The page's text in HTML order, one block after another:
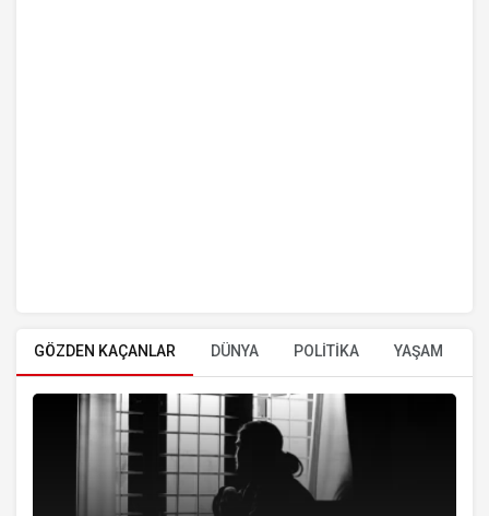
GÖZDEN KAÇANLAR DÜNYA POLİTİKA YAŞAM